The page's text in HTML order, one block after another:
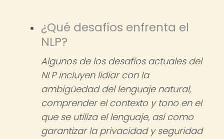
¿Qué desafíos enfrenta el
NLP?
Algunos de los desafíos actuales del
NLP incluyen lidiar con la
ambigüedad del lenguaje natural,
comprender el contexto y tono en el
que se utiliza el lenguaje, así como
garantizar la privacidad y seguridad